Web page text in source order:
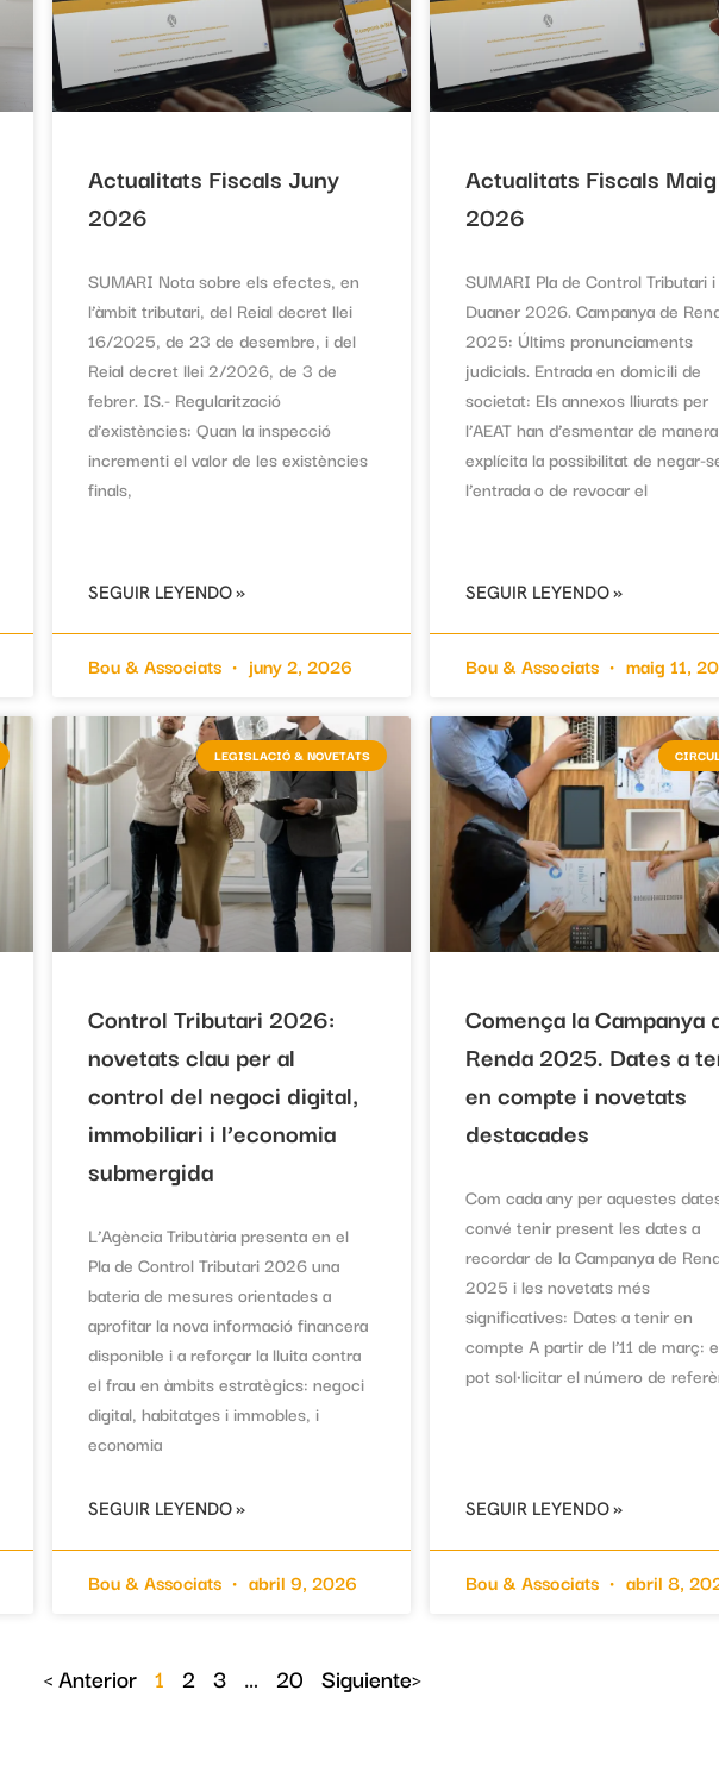
Actualitats Fiscals Juny
2026
SUMARI Nota sobre els efectes, en
l’àmbit tributari, del Reial decret llei
16/2025, de 23 de desembre, i del
Reial decret llei 2/2026, de 3 de
febrer. IS.- Regularització
d’existències: Quan la inspecció
incrementi el valor de les existències
finals,
SEGUIR LEYENDO »
Bou & Associats juny 2, 2026
Actualitats Fiscals Maig
2026
SUMARI Pla de Control Tributari i
Duaner 2026. Campanya de
2025: Últims pronunciaments
judicials. Entrada en domicili de
societat: Els annexos lliurats per
l’AEAT han d’esmentar de manera
explícita la possibilitat de negar-
l’entrada o de revocar el
SEGUIR LEYENDO »
Bou & Associats maig 11,
LEGISLACIÓ & NOVETATS
Control Tributari 2026:
novetats clau per al
control del negoci digital,
immobiliari i l’economia
submergida
L’Agència Tributària presenta en el
Pla de Control Tributari 2026 una
bateria de mesures orientades a
aprofitar la nova informació financera
disponible i a reforçar la lluita contra
el frau en àmbits estratègics: negoci
digital, habitatges i immobles, i
economia
SEGUIR LEYENDO »
Bou & Associats abril 9, 2026
Comença la Campanya
Renda 2025. Dates a
en compte i novetats
destacades
Com cada any per aquestes
convé tenir present les dates a
recordar de la Campanya de
2025 i les novetats més
significatives: Dates a tenir en
compte A partir de l’11 de març:
pot sol·licitar el número de
SEGUIR LEYENDO »
Bou & Associats abril 8,
< Anterior 1 2 3 … 20 Siguiente>